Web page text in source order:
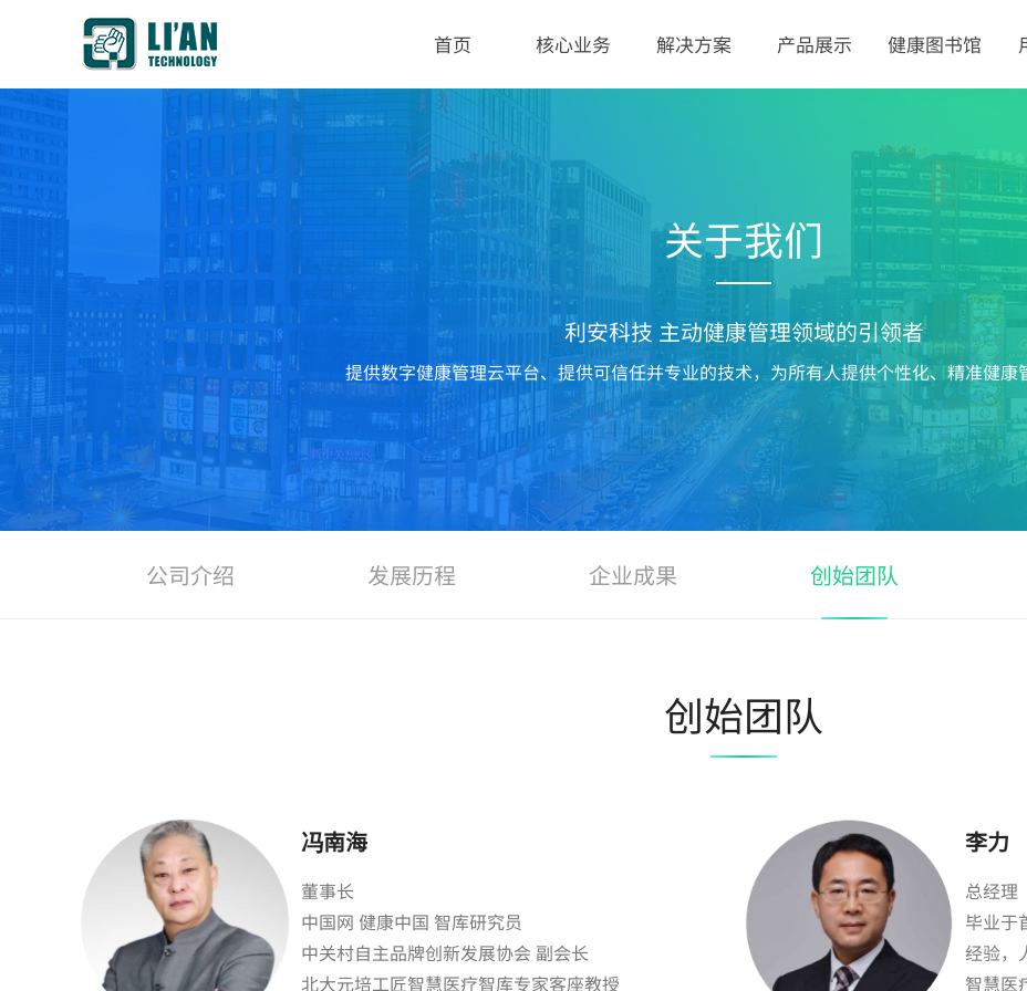
关于我们
利安科技 主动健康管理领域的引领者
提供数字健康管理云平台、提供可信任并专业的技术，为所有人提供个性化、精准健康
公司介绍 发展历程 企业成果 创始团队
创始团队
冯南海
董事长
中国网 健康中国 智库研究员
中关村自主品牌创新发展协会 副会长
北大元培工匠智慧医疗智库专家客座教授
李力
总经理
毕业于
经验，
智慧医
首页 核心业务 解决方案 产品展示 健康图书馆